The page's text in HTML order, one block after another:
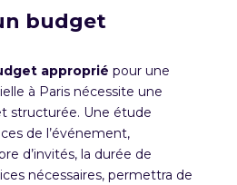
budget
approprié pour une
à Paris nécessite une
structurée. Une étude
de l’événement,
d’invités, la durée de
nécessaires, permettra de